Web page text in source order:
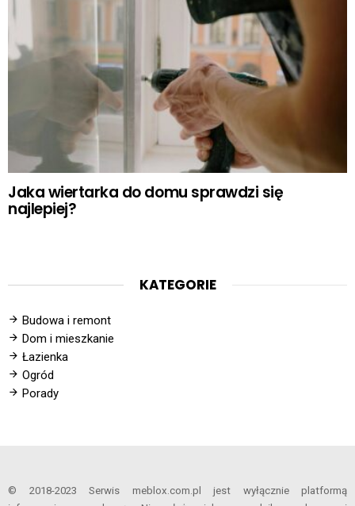
Jaka wiertarka do domu sprawdzi się
najlepiej?
KATEGORIE
Budowa i remont
Dom i mieszkanie
Łazienka
Ogród
Porady
© 2018-2023 Serwis meblox.com.pl jest wyłącznie platformą